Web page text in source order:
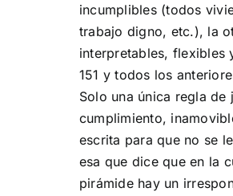
incumplibles (todos
trabajo digno, etc.), la
interpretables, flexibles
151 y todos los
Solo una única regla de
cumplimiento,
escrita para que no se
esa que dice que en la
pirámide hay un